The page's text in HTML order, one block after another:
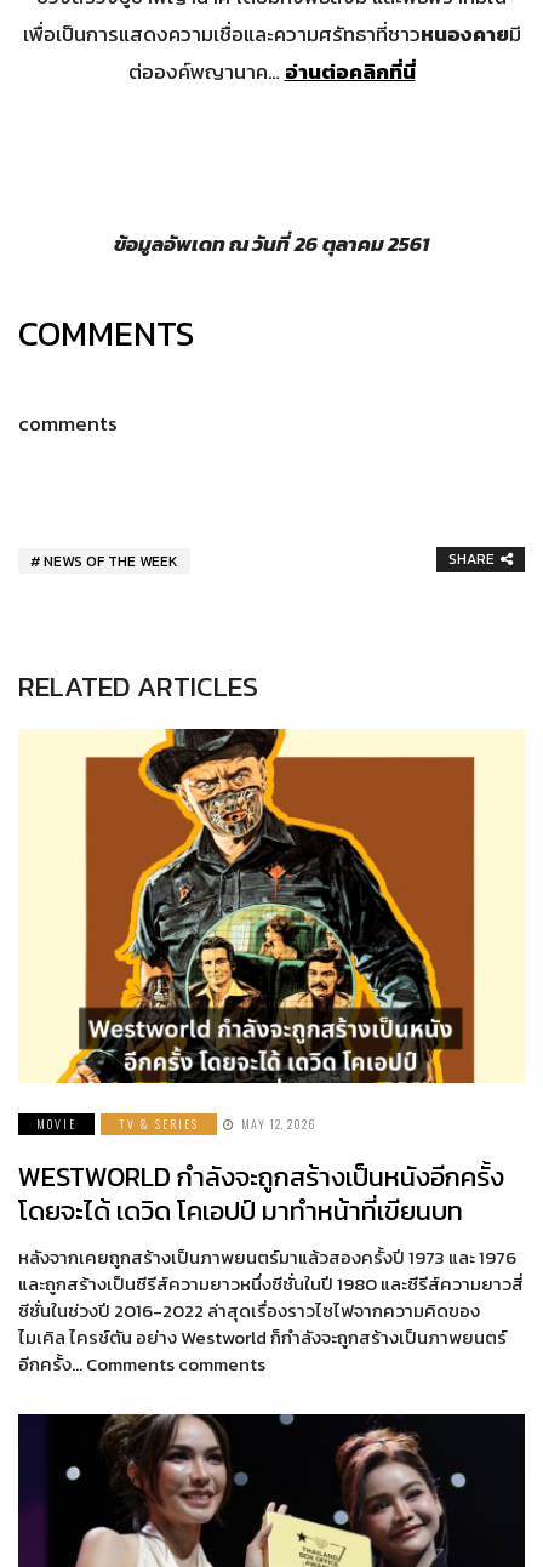
เพื่อเป็นการแสดงความเชื่อและความศรัทธาที่ชาวหนองคายมี
ต่อองค์พญานาค…อ่านต่อคลิกที่นี่
ข้อมูลอัพเดท ณ วันที่26ตุลาคม2561
COMMENTS
comments
NEWS OF THE WEEK SHARE
RELATED ARTICLES
MOVIE TV & SERIES MAY 12, 2026
WESTWORLD กำลังจะถูกสร้างเป็นหนังอีกครั้ง
โดยจะได้ เดวิด โคเอปป์ มาทำหน้าที่เขียนบท
หลังจากเคยถูกสร้างเป็นภาพยนตร์มาแล้วสองครั้งปี 1973 และ 1976
และถูกสร้างเป็นซีรีส์ความยาวหนึ่งซีซั่นในปี 1980 และซีรีส์ความยาวสี่
ซีซั่นในช่วงปี 2016-2022 ล่าสุดเรื่องราวไซไฟจากความคิดของ
ไมเคิล ไครช์ตัน อย่าง Westworld ก็กำลังจะถูกสร้างเป็นภาพยนตร์
อีกครั้ง… Comments comments